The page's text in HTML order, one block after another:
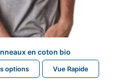
en coton bio
options
Ce
produit
Vue Rapide